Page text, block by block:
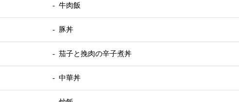
- 牛肉飯
- 豚丼
- 茄子と挽肉の辛子煮丼
- 中華丼